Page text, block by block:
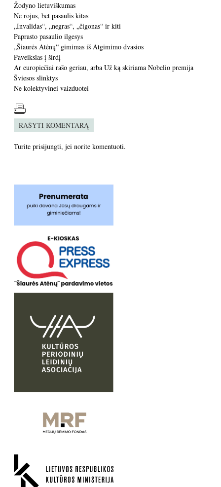
Žodyno lietuviškumas
Ne rojus, bet pasaulis kitas
„Invalidas“, „negras“, „čigonas“ ir kiti
Paprasto pasaulio ilgesys
„Šiaurės Atėnų“ gimimas iš Atgimimo dvasios
Paveikslas į širdį
Ar europiečiai rašo geriau, arba Už ką skiriama Nobelio premija
Šviesos slinktys
Ne kolektyvinei vaizduotei
RAŠYTI KOMENTARĄ
Turite prisijungti, jei norite komentuoti.